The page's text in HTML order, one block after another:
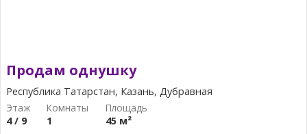
Продам однушку
Республика Татарстан, Казань, Дубравная
4 / 9 1
45 м²